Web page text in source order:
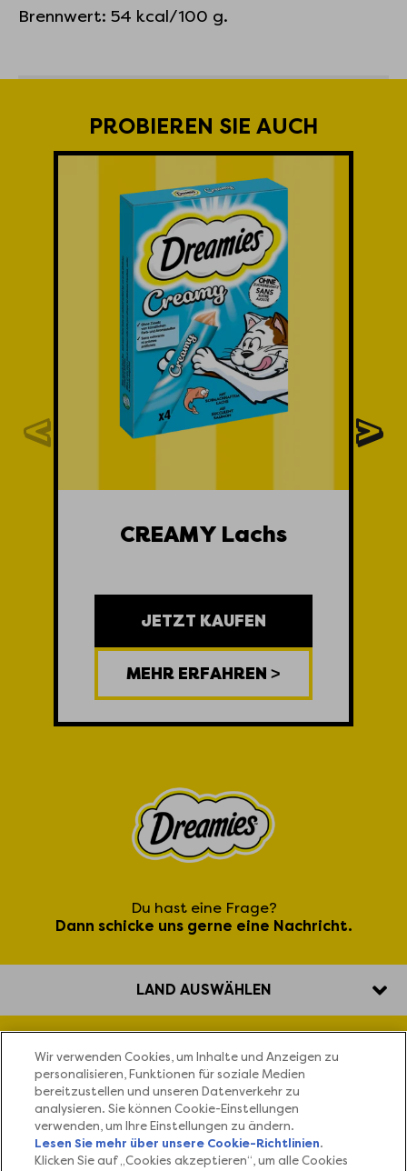
Brennwert: 54 kcal/100 g.
PROBIEREN SIE AUCH
CREAMY Lachs
JETZT KAUFEN
MEHR ERFAHREN >
Du hast eine Frage?
Dann schicke uns gerne eine Nachricht.
LAND AUSWÄHLEN
Unsere Leckerlis
Warum DREAMIES™?
FAQs
Wir verwenden Cookies, um Inhalte und Anzeigen zu
personalisieren, Funktionen für soziale Medien
bereitzustellen und unseren Datenverkehr zu
analysieren. Sie können Cookie-Einstellungen
verwenden, um Ihre Einstellungen zu ändern.
Lesen Sie mehr über unsere Cookie-Richtlinien(opens
in a new
.
Klicken Sie auf „Cookies akzeptieren“, um alle Cookies